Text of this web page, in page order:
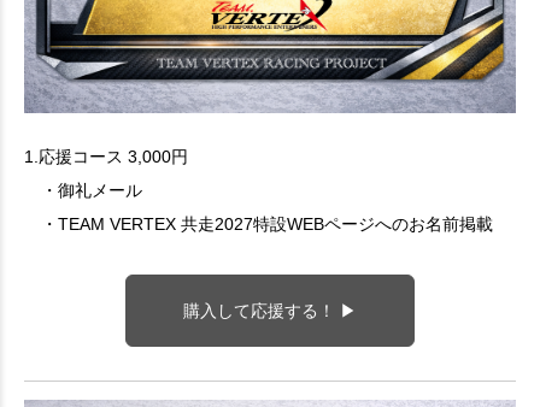
1.応援コース 3,000円
・御礼メール
・TEAM VERTEX 共走2027特設WEBページへのお名前掲載
購入して応援する！ ▶